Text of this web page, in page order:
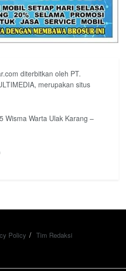
diterbitkan oleh PT.
merupakan situs
Wisma Warta Ulak Karang –
Policy Tim Redaksi